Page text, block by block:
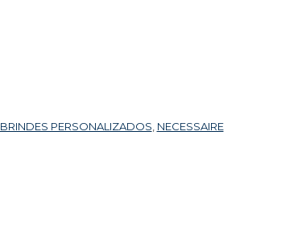
BRINDES PERSONALIZADOS NECESSAIRE